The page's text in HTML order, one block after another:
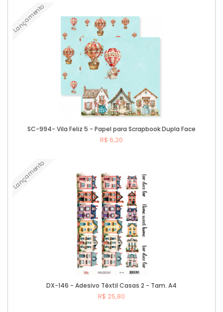
Lançamento
SC-994- Vila Feliz 5 - Papel para Scrapbook Dupla Face
R$ 6,20
Lançamento
DX-146 - Adesivo Têxtil Casas 2 - Tam. A4
R$ 25,80